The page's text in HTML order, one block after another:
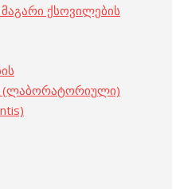
ქსოვილების
(ლაბორატორიული)